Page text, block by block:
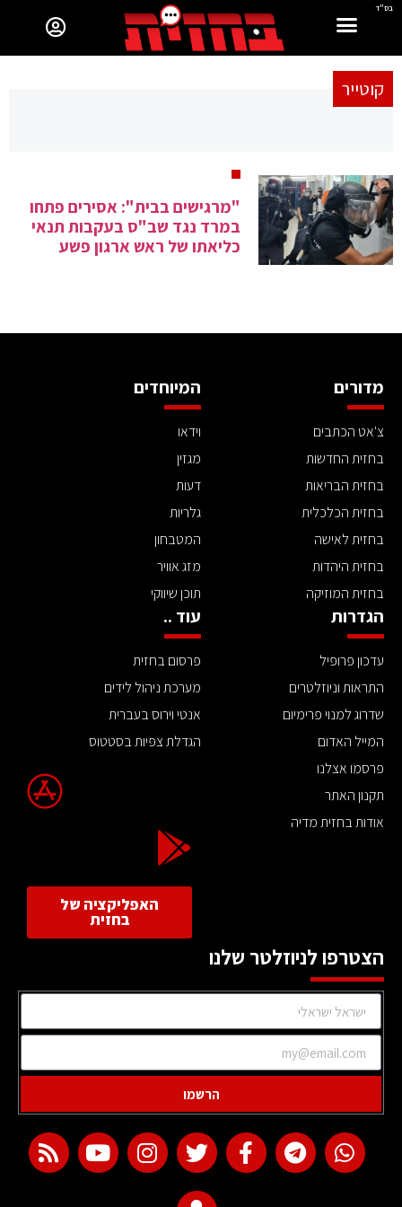
בס"ד
קוטייר
"מרגישים בבית": אסירים פתחו
במרד נגד שב"ס בעקבות תנאי
כליאתו של ראש ארגון פשע
מדורים
צ'אט הכתבים
בחזית החדשות
בחזית הבריאות
בחזית הכלכלית
בחזית לאישה
בחזית היהדות
בחזית המוזיקה
המיוחדים
וידאו
מגזין
דעות
גלריות
המטבחון
מזג אוויר
תוכן שיווקי
הגדרות
עדכון פרופיל
התראות וניוזלטרים
שדרוג למנוי פרימיום
המייל האדום
פרסמו אצלנו
תקנון האתר
אודות בחזית מדיה
עוד ..
פרסום בחזית
מערכת ניהול לידים
אנטי וירוס בעברית
הגדלת צפיות בסטטוס
האפליקציה של
בחזית
הצטרפו לניוזלטר שלנו
הרשמו